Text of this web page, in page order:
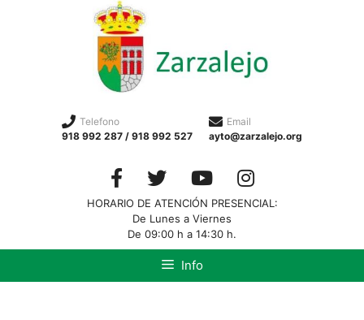
Telefono
918 992 287 / 918 992 527
Email
ayto@zarzalejo.org
HORARIO DE ATENCIÓN PRESENCIAL:
De Lunes a Viernes
De 09:00 h a 14:30 h.
Info